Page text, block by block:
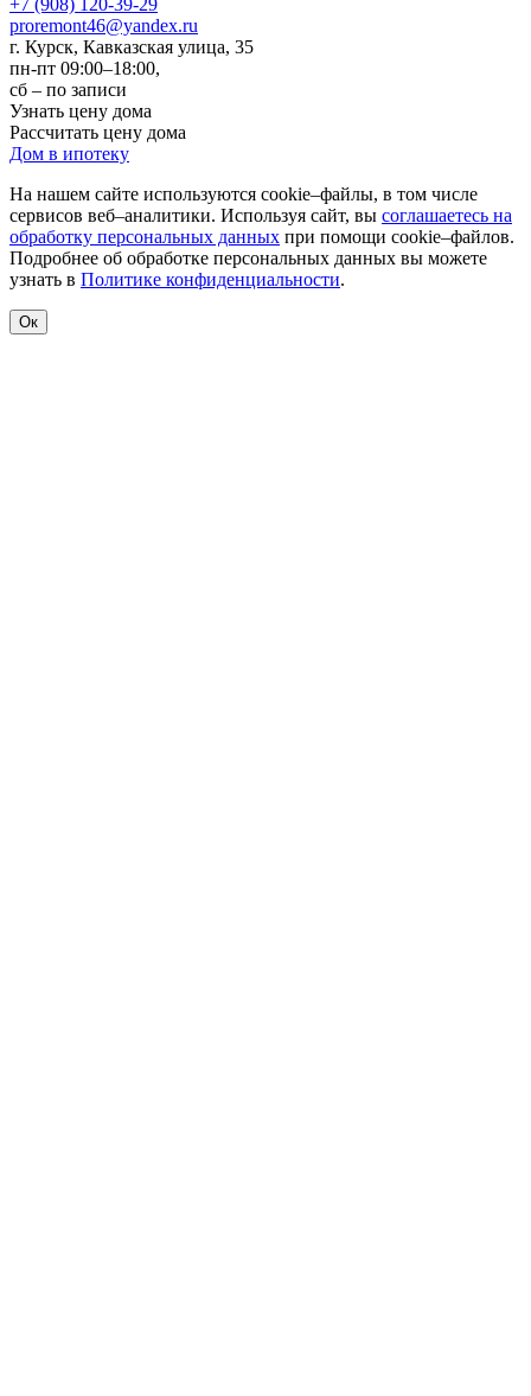
proremont46@yandex.ru
г. Курск, Кавказская улица, 35
пн-пт 09:00–18:00,
сб – по записи
Узнать цену дома
Рассчитать цену дома
Дом в ипотеку
На нашем сайте используются cookie–файлы, в том числе
сервисов веб–аналитики. Используя сайт, вы соглашаетесь на
обработку персональных данных при помощи cookie–файлов.
Подробнее об обработке персональных данных вы можете
узнать в Политике конфиденциальности.
Ок